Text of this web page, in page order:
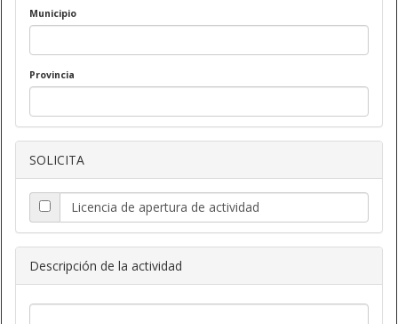
Municipio
Provincia
SOLICITA
Licencia de apertura de actividad
Descripción de la actividad